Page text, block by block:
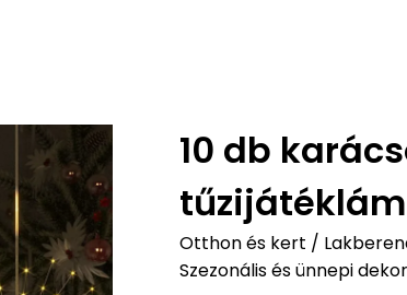
10 db
Otthon és kert /
Szezonális és ünnepi